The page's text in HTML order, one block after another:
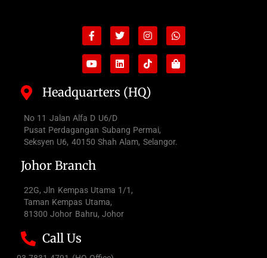
Facebook-
f
TwitterInstagramWhatsapp
YoutubeLinkedinTiktokShopping-
bag
Headquarters (HQ)
No 11 Jalan Alfa D U6/D
Pusat Perdagangan Subang Permai,
Seksyen U6, 40150 Shah Alam, Selangor.
Johor Branch
22G, Jln Kempas Utama 1/1,
Taman Kempas Utama,
81300 Johor Bahru, Johor
Call Us